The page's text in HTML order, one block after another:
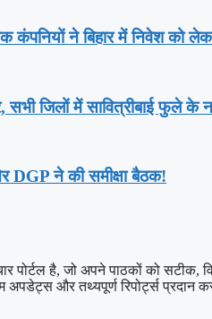
कंपनियों ने बिहार में निवेश को
जिलों में सावित्रीबाई फुले के
DGP ने की समीक्षा बैठक!
है, जो अपने पाठकों को सटीक,
अपडेट्स और तथ्यपूर्ण रिपोर्ट्स प्रदान